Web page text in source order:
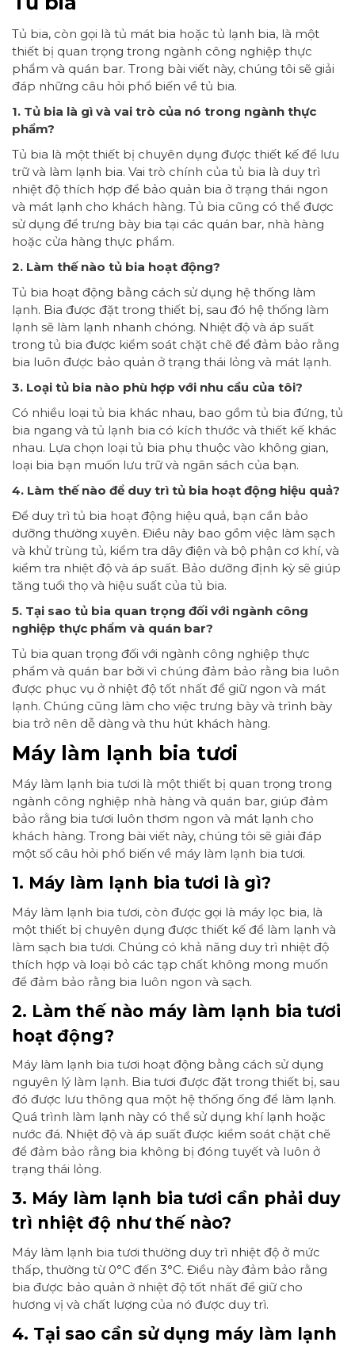
Tủ bia, còn gọi là tủ mát bia hoặc tủ lạnh bia, là một
thiết bị quan trọng trong ngành công nghiệp thực
phẩm và quán bar. Trong bài viết này, chúng tôi sẽ giải
đáp những câu hỏi phổ biến về tủ bia.
1. Tủ bia là gì và vai trò của nó trong ngành thực
phẩm?
Tủ bia là một thiết bị chuyên dụng được thiết kế để lưu
trữ và làm lạnh bia. Vai trò chính của tủ bia là duy trì
nhiệt độ thích hợp để bảo quản bia ở trạng thái ngon
và mát lạnh cho khách hàng. Tủ bia cũng có thể được
sử dụng để trưng bày bia tại các quán bar, nhà hàng
hoặc cửa hàng thực phẩm.
2. Làm thế nào tủ bia hoạt động?
Tủ bia hoạt động bằng cách sử dụng hệ thống làm
lạnh. Bia được đặt trong thiết bị, sau đó hệ thống làm
lạnh sẽ làm lạnh nhanh chóng. Nhiệt độ và áp suất
trong tủ bia được kiểm soát chặt chẽ để đảm bảo rằng
bia luôn được bảo quản ở trạng thái lỏng và mát lạnh.
3. Loại tủ bia nào phù hợp với nhu cầu của tôi?
Có nhiều loại tủ bia khác nhau, bao gồm tủ bia đứng, tủ
bia ngang và tủ lạnh bia có kích thước và thiết kế khác
nhau. Lựa chọn loại tủ bia phụ thuộc vào không gian,
loại bia bạn muốn lưu trữ và ngân sách của bạn.
4. Làm thế nào để duy trì tủ bia hoạt động hiệu quả?
Để duy trì tủ bia hoạt động hiệu quả, bạn cần bảo
dưỡng thường xuyên. Điều này bao gồm việc làm sạch
và khử trùng tủ, kiểm tra dây điện và bộ phận cơ khí, và
kiểm tra nhiệt độ và áp suất. Bảo dưỡng định kỳ sẽ giúp
tăng tuổi thọ và hiệu suất của tủ bia.
5. Tại sao tủ bia quan trọng đối với ngành công
nghiệp thực phẩm và quán bar?
Tủ bia quan trọng đối với ngành công nghiệp thực
phẩm và quán bar bởi vì chúng đảm bảo rằng bia luôn
được phục vụ ở nhiệt độ tốt nhất để giữ ngon và mát
lạnh. Chúng cũng làm cho việc trưng bày và trình bày
bia trở nên dễ dàng và thu hút khách hàng.
Máy làm lạnh bia tươi
Máy làm lạnh bia tươi là một thiết bị quan trọng trong
ngành công nghiệp nhà hàng và quán bar, giúp đảm
bảo rằng bia tươi luôn thơm ngon và mát lạnh cho
khách hàng. Trong bài viết này, chúng tôi sẽ giải đáp
một số câu hỏi phổ biến về máy làm lạnh bia tươi.
1. Máy làm lạnh bia tươi là gì?
Máy làm lạnh bia tươi, còn được gọi là máy lọc bia, là
một thiết bị chuyên dụng được thiết kế để làm lạnh và
làm sạch bia tươi. Chúng có khả năng duy trì nhiệt độ
thích hợp và loại bỏ các tạp chất không mong muốn
để đảm bảo rằng bia luôn ngon và sạch.
2. Làm thế nào máy làm lạnh bia tươi
hoạt động?
Máy làm lạnh bia tươi hoạt động bằng cách sử dụng
nguyên lý làm lạnh. Bia tươi được đặt trong thiết bị, sau
đó được lưu thông qua một hệ thống ống để làm lạnh.
Quá trình làm lạnh này có thể sử dụng khí lạnh hoặc
nước đá. Nhiệt độ và áp suất được kiểm soát chặt chẽ
để đảm bảo rằng bia không bị đóng tuyết và luôn ở
trạng thái lỏng.
3. Máy làm lạnh bia tươi cần phải duy
trì nhiệt độ như thế nào?
Máy làm lạnh bia tươi thường duy trì nhiệt độ ở mức
thấp, thường từ 0°C đến 3°C. Điều này đảm bảo rằng
bia được bảo quản ở nhiệt độ tốt nhất để giữ cho
hương vị và chất lượng của nó được duy trì.
4. Tại sao cần sử dụng máy làm lạnh